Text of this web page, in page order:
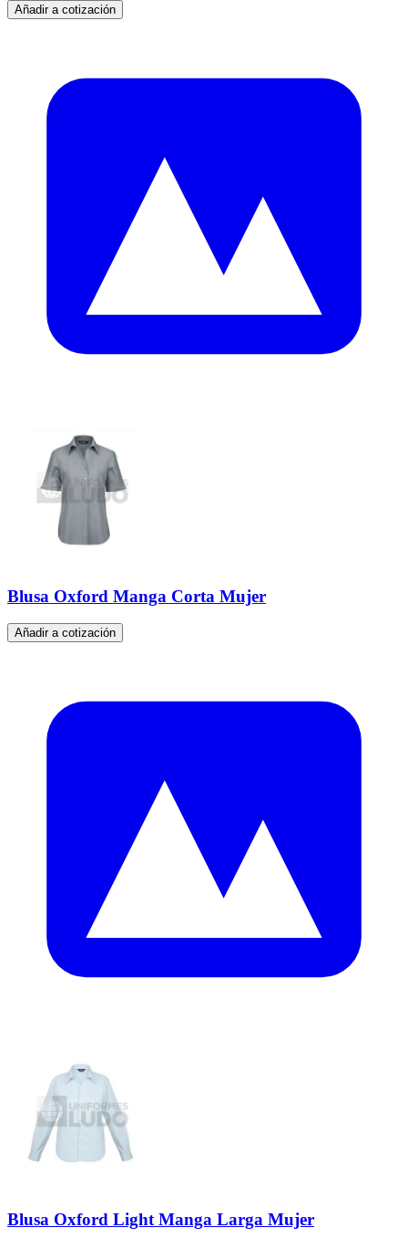
Añadir a cotización
Blusa Oxford Manga Corta Mujer
Añadir a cotización
Blusa Oxford Light Manga Larga Mujer